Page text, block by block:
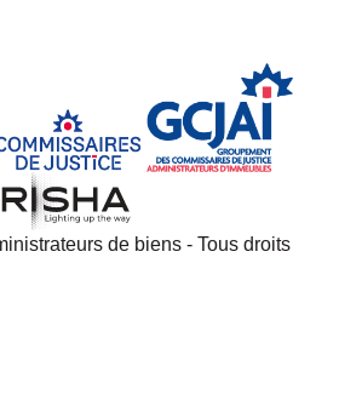
de biens - Tous droits